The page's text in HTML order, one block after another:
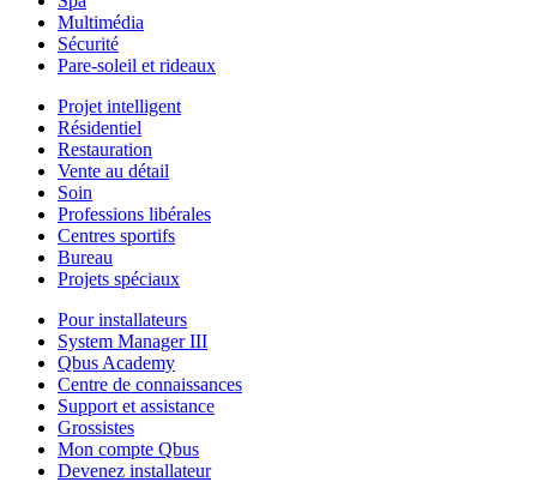
Multimédia
Sécurité
Pare-soleil et rideaux
Projet intelligent
Résidentiel
Restauration
Vente au détail
Soin
Professions libérales
Centres sportifs
Bureau
Projets spéciaux
Pour installateurs
System Manager III
Qbus Academy
Centre de connaissances
Support et assistance
Grossistes
Mon compte Qbus
Devenez installateur